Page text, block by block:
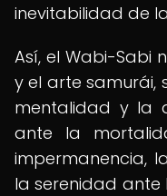
inevitabilidad de
Así, el Wabi-Sabi
y el arte samurái,
mentalidad y la
ante la
impermanencia,
la serenidad ante